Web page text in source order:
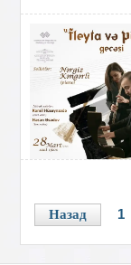
Назад 1